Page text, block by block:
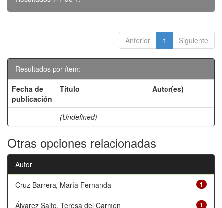
Anterior 1 Siguiente
Resultados por ítem:
Fecha de
publicación
Título Autor(es)
- (Undefined) -
Otras opciones relacionadas
Autor
1
Cruz Barrera, María Fernanda
1
Álvarez Salto, Teresa del Carmen